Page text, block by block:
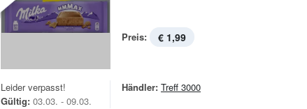
Preis: € 1,99
Leider verpasst!
Gültig: 03.03. - 09.03.
Händler: Treff 3000